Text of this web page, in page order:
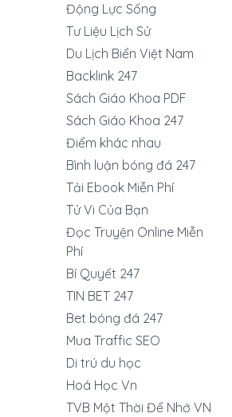
Động Lực Sống
Tư Liệu Lịch Sử
Du Lịch Biển Việt Nam
Backlink 247
Sách Giáo Khoa PDF
Sách Giáo Khoa 247
Điểm khác nhau
Bình luận bóng đá 247
Tải Ebook Miễn Phí
Tử Vi Của Bạn
Đọc Truyện Online Miễn
Phí
Bí Quyết 247
TIN BET 247
Bet bóng đá 247
Mua Traffic SEO
Di trú du học
Hoá Học Vn
TVB Một Thời Để Nhớ VN